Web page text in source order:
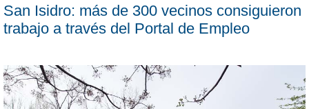
San Isidro: más de 300 vecinos consiguieron
trabajo a través del Portal de Empleo